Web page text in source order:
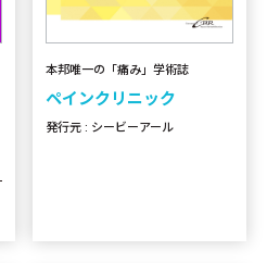
本邦唯一の「痛み」学術誌
ペインクリニック
発行元 : シービーアール